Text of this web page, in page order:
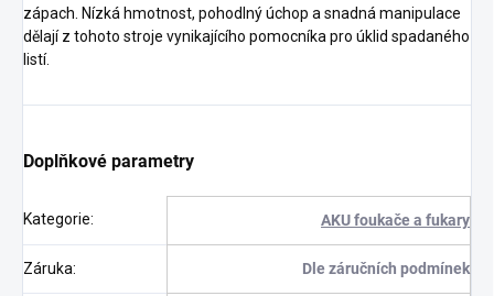
zápach. Nízká hmotnost, pohodlný úchop a snadná manipulace
dělají z tohoto stroje vynikajícího pomocníka pro úklid spadaného
listí.
Doplňkové parametry
Kategorie: AKU foukače a fukary
Záruka: Dle záručních podmínek